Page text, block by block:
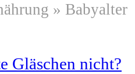
» Babyalter
Gläschen nicht?